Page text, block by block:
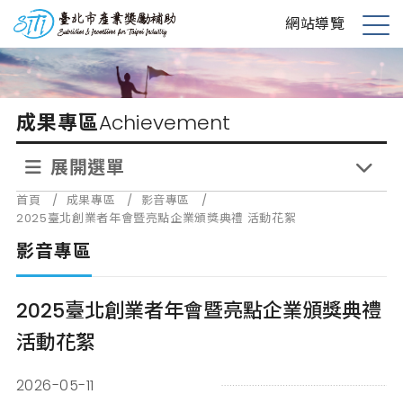
到
主
要
內
台北市產業獎勵補助 網站導覽
展
開
選
單
成果專區Achievement
展開選單
首頁 / 成果專區 / 影音專區
/
2025臺北創業者年會暨亮點企業頒獎典禮 活動花絮
影音專區
2025臺北創業者年會暨亮點企業頒獎典禮
活動花絮
2026-05-11